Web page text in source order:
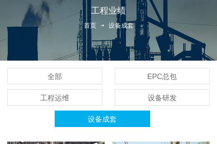
工程业绩
首页 设备成套
全部 EPC总包
工程运维 设备研发
设备成套